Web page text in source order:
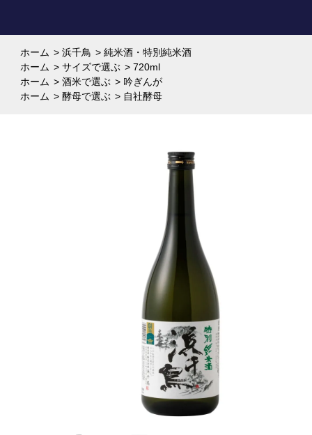
ホーム >浜千鳥 >純米酒・特別純米酒
ホーム >サイズで選ぶ >720ml
ホーム >酒米で選ぶ > 吟ぎんが
ホーム >酵母で選ぶ > 自社酵母